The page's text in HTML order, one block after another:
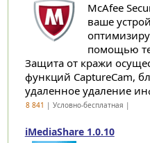
McAfee
ваше
помощью
Защита от кражи
функций CaptureCam,
удаленное удаление
8 841 | Условно-бесплатная |
iMediaShare 1.0.10